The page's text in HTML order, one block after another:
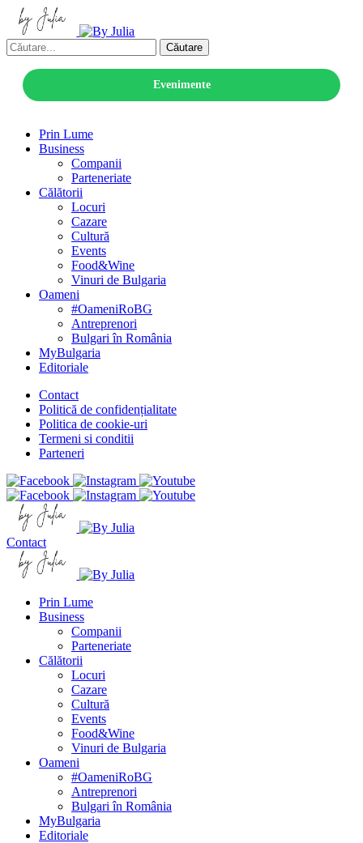
Căutare
Evenimente
Prin Lume
Business
Companii
Parteneriate
Călătorii
Locuri
Cazare
Cultură
Events
Food&Wine
Vinuri de Bulgaria
Oameni
#OameniRoBG
Antreprenori
Bulgari în România
MyBulgaria
Editoriale
Contact
Politică de confidențialitate
Politica de cookie-uri
Termeni si conditii
Parteneri
Contact
Prin Lume
Business
Companii
Parteneriate
Călătorii
Locuri
Cazare
Cultură
Events
Food&Wine
Vinuri de Bulgaria
Oameni
#OameniRoBG
Antreprenori
Bulgari în România
MyBulgaria
Editoriale